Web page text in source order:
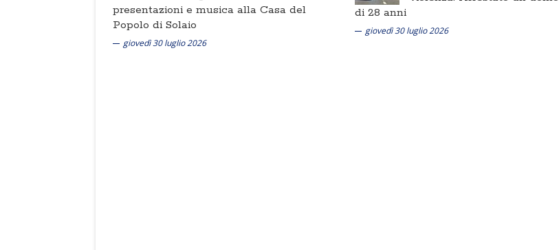
presentazioni e musica alla Casa del
Popolo di Solaio
giovedì 30 luglio 2026
di 28 anni
giovedì 30 luglio 2026